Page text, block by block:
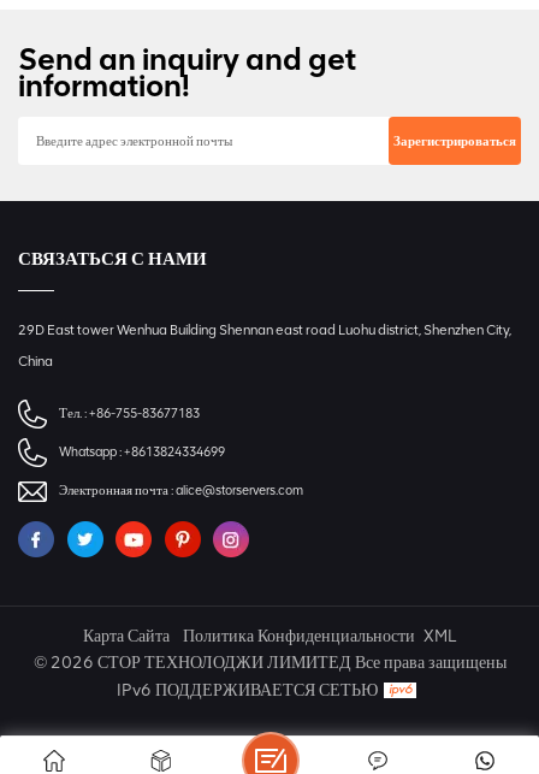
Send an inquiry and get
information!
СВЯЗАТЬСЯ С НАМИ
29D East tower Wenhua Building Shennan east road Luohu district, Shenzhen City,
China
Тел. :+86-755-83677183
Whatsapp :+8613824334699
Электронная почта :alice@storservers.com
Карта Сайта Политика Конфиденциальности XML
© 2026 СТОР ТЕХНОЛОДЖИ ЛИМИТЕД Все права защищены
IPv6 ПОДДЕРЖИВАЕТСЯ СЕТЬЮ